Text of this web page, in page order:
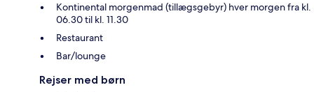
Kontinental morgenmad (tillægsgebyr) hver morgen fra kl.
06.30 til kl. 11.30
Restaurant
Bar/lounge
Rejser med børn